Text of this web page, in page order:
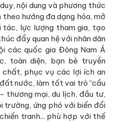
nội dung và phương thức
hướng đa dạng hóa, mở
lực lượng tham gia, tạo
đẩy quan hệ với nhân dân
các quốc gia Đông Nam Á
toàn diện, bạn bè truyền
phục vụ các lợi ích an
nước, làm tốt vai trò “cầu
thương mại, du lịch, đầu tư,
trường, ứng phó với biến đổi
tranh... phù hợp với thế